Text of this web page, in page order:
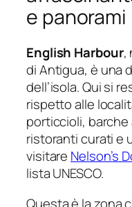
e panorami
English Harbour,
di Antigua, è una
dell’isola. Qui si
rispetto alle
porticcioli, barche
ristoranti curati e
visitare Nelson’s
lista UNESCO.